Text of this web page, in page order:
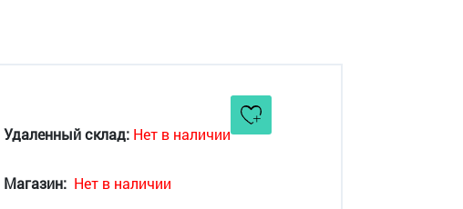
Удаленный склад: Нет в наличии
Магазин: Нет в наличии